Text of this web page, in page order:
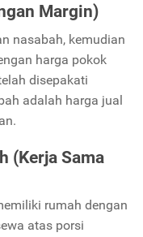
Margin)
nasabah, kemudian
harga pokok
disepakati
adalah harga jual
(Kerja Sama
rumah dengan
atas porsi